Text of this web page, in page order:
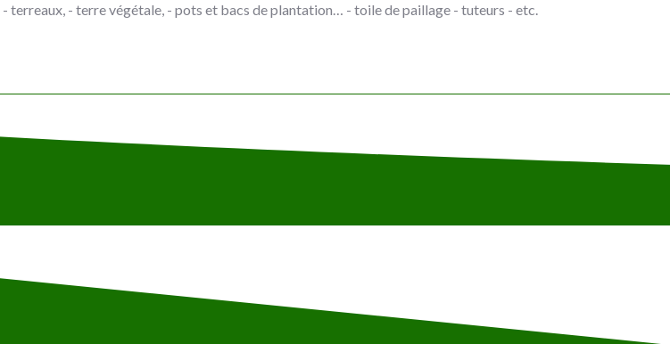
terreaux, - terre végétale, - pots et bacs de plantation… - toile de paillage - tuteurs - etc.